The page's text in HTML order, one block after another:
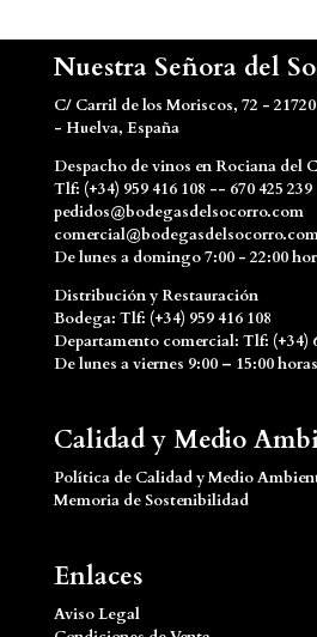
Nuestra Señora del
C/ Carril de los Moriscos, 72 -
- Huelva, España
Despacho de vinos en Rociana del
Tlf: (+34) 959 416 108 -- 670 425 239
pedidos@bodegasdelsocorro.com
De lunes a domingo 7:00 - 22:00
Distribución y Restauración
Bodega: Tlf: (+34) 959 416 108
Departamento comercial: Tlf: (+34)
De lunes a viernes 9:00 – 15:00 horas
Calidad y Medio
Política de Calidad y Medio
Memoria de Sostenibilidad
Enlaces
Aviso Legal